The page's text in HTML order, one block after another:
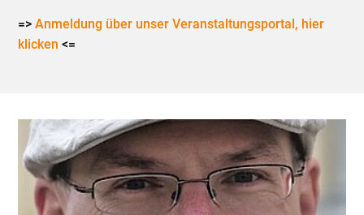
=>Anmeldung über unser Veranstaltungsportal, hier
klicken <=